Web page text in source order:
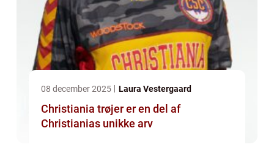
08 december 2025 Laura Vestergaard
Christiania trøjer er en del af
Christianias unikke arv